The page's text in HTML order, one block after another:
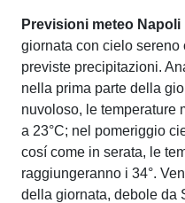
Previsioni meteo
giornata con cielo
previste precipitazioni.
nella prima parte della
nuvoloso, le temperature
a 23°C; nel pomeriggio
cosí come in serata, le
raggiungeranno i 34°.
della giornata, debole da